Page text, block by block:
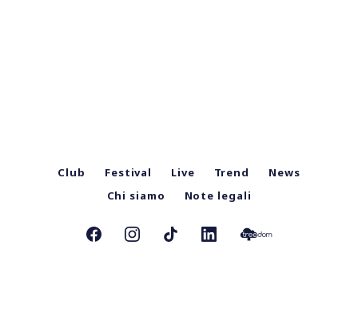
Club Festival Live Trend
News
Chi siamo
Note legali